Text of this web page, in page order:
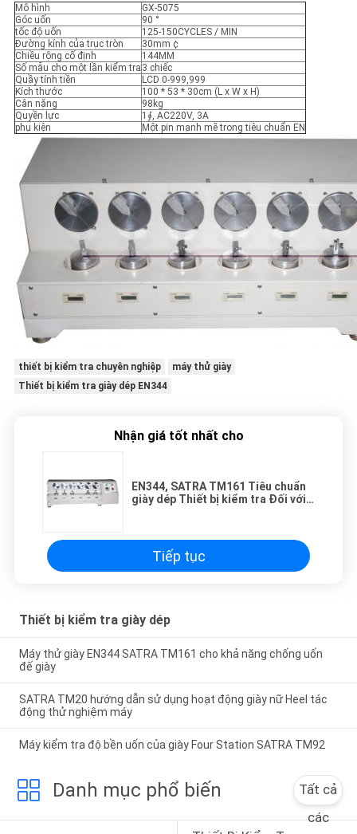
Mô hình
GX-5075
Góc uốn
90 °
tốc độ uốn
125-150CYCLES / MIN
Đường kính của trục tròn
30mm ¢
Chiều rộng cố định
144MM
Số mẫu cho một lần kiểm tra 3 chiếc
Quầy tính tiền
LCD 0-999,999
Kích thước
100 * 53 * 30cm (L x W x H)
Cân nặng
98kg
Quyền lực
1∮, AC220V, 3A
phụ kiện
Một pin mạnh mẽ trong tiêu chuẩn EN
thiết bị kiểm tra chuyên nghiệp
máy thử giày
Thiết bị kiểm tra giày dép EN344
Nhận giá tốt nhất cho
EN344, SATRA TM161 Tiêu chuẩn
giày dép Thiết bị kiểm tra Đối với
Tiếp tục
Thiết bị kiểm tra giày dép
Máy thử giày EN344 SATRA TM161 cho khả năng chống uốn
đế giày
SATRA TM20 hướng dẫn sử dụng hoạt động giày nữ Heel tác
động thử nghiệm máy
Máy kiểm tra độ bền uốn của giày Four Station SATRA TM92
Danh mục phổ biến
Tất cả
các